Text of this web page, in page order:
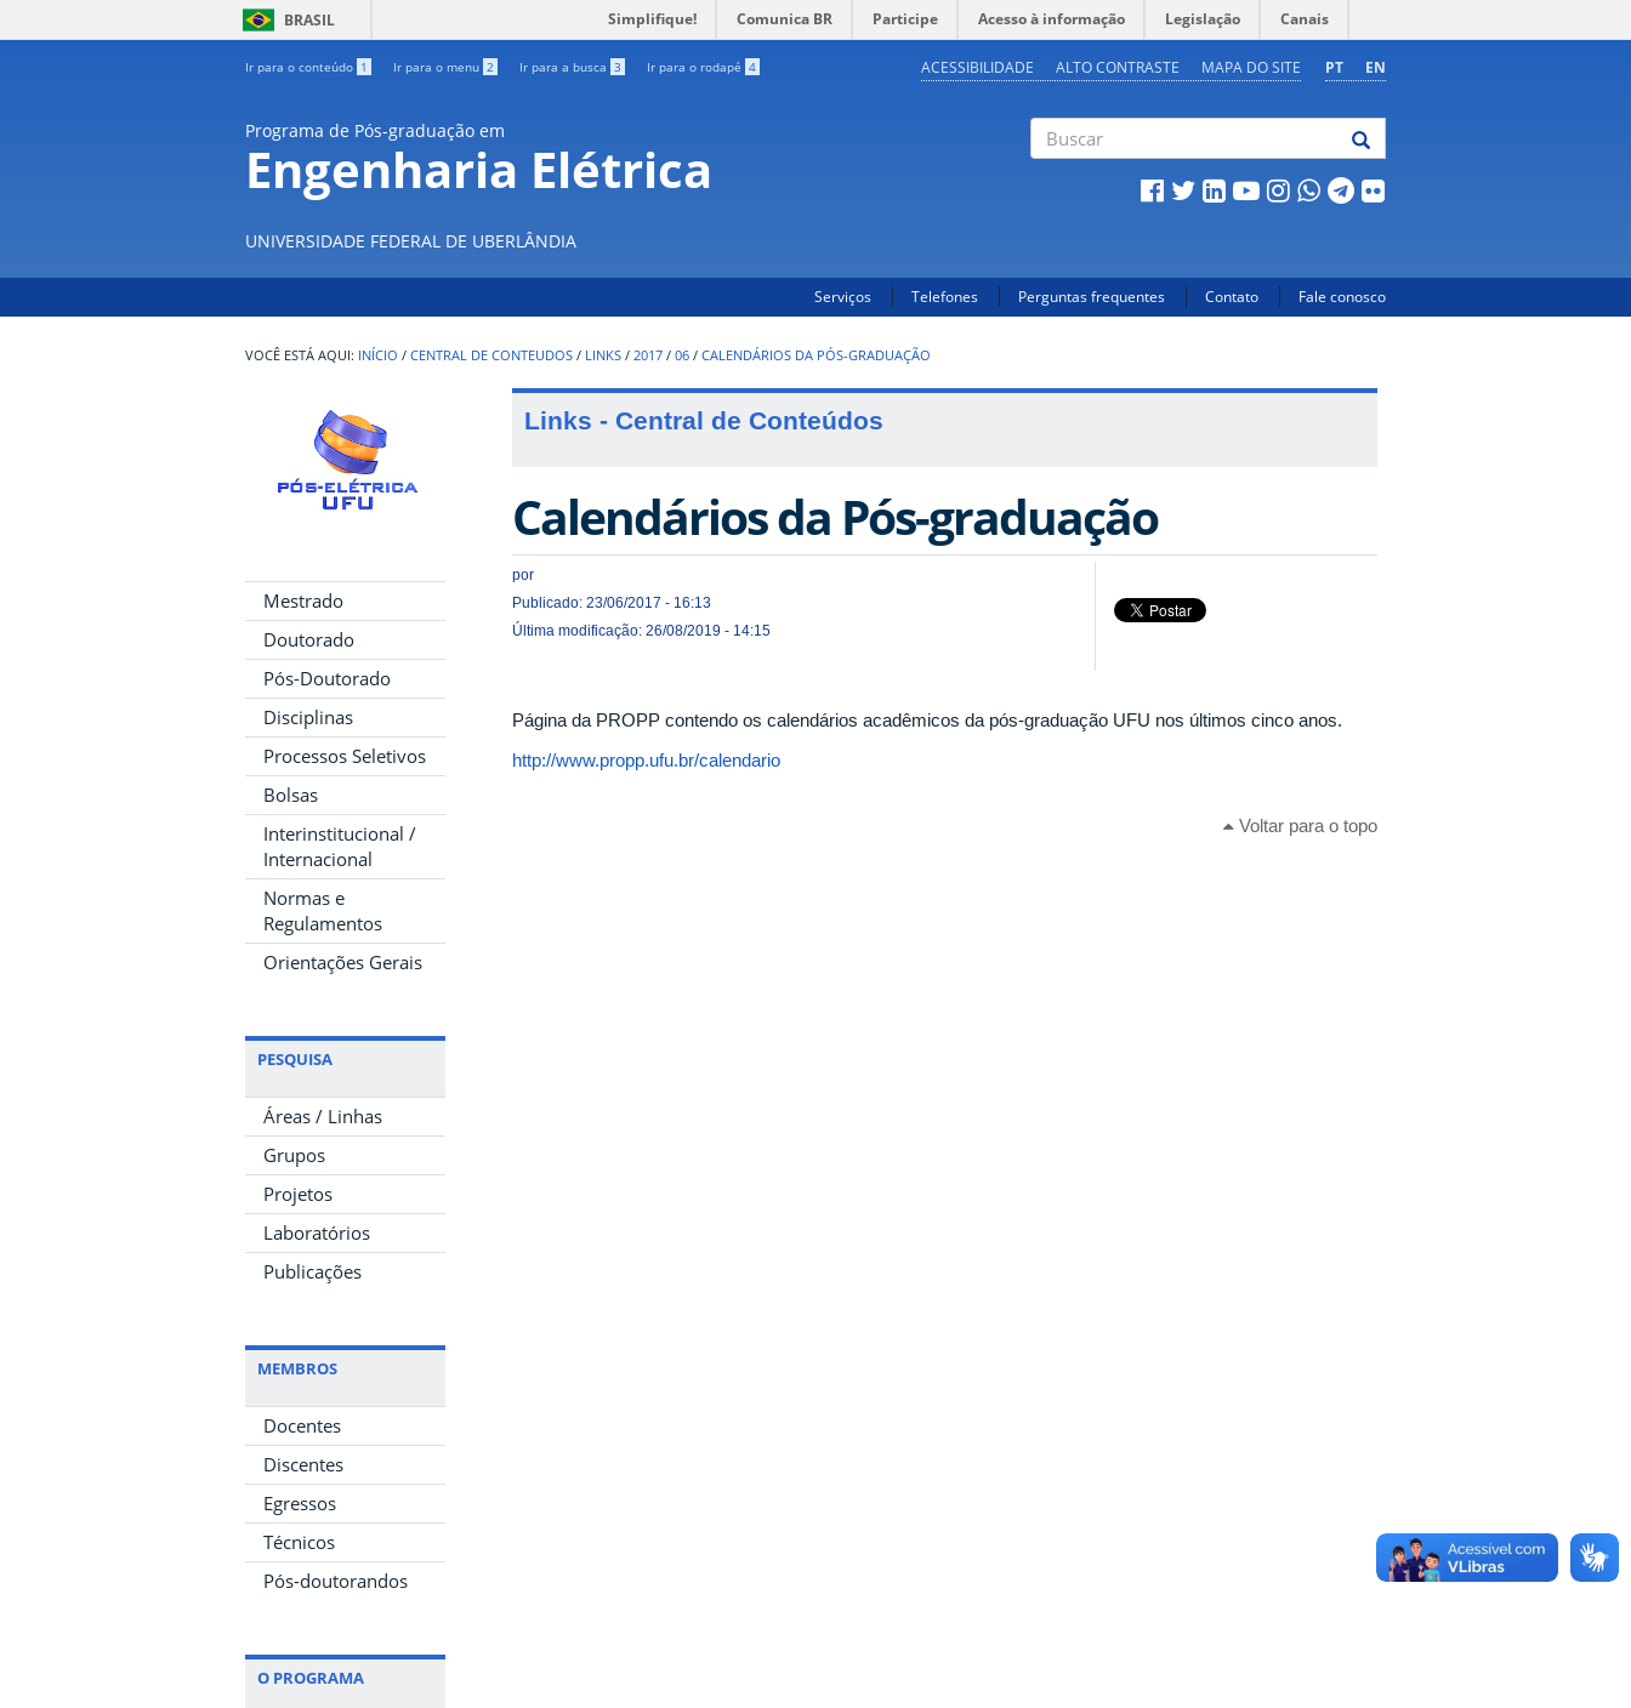
BRASIL Simplifique! Comunica BR Participe Acesso à informação Legislação Canais
Ir para o conteúdo 1 Ir para o menu 2 Ir para a busca 3 Ir para o rodapé 4 PT EN
ACESSIBILIDADE ALTO CONTRASTE MAPA DO SITE
Programa de Pós-graduação em
Engenharia Elétrica
UNIVERSIDADE FEDERAL DE UBERLÂNDIA
Serviços Telefones Perguntas frequentes Contato Fale conosco
INÍCIO / CENTRAL DE CONTEUDOS / LINKS / 2017 / 06 / CALENDÁRIOS DA PÓS-GRADUAÇÃO
Mestrado
Doutorado
Pós-Doutorado
Disciplinas
Processos Seletivos
Bolsas
Interinstitucional /
Internacional
Normas e
Regulamentos
Orientações Gerais
PESQUISA
Áreas / Linhas
Grupos
Projetos
Laboratórios
Publicações
MEMBROS
Docentes
Discentes
Egressos
Técnicos
Pós-doutorandos
O PROGRAMA
Links - Central de Conteúdos
Calendários da Pós-graduação
por
Publicado: 23/06/2017 - 16:13
Última modificação: 26/08/2019 - 14:15
Página da PROPP contendo os calendários acadêmicos da pós-graduação UFU nos últimos cinco anos.
http://www.propp.ufu.br/calendario
Voltar para o topo